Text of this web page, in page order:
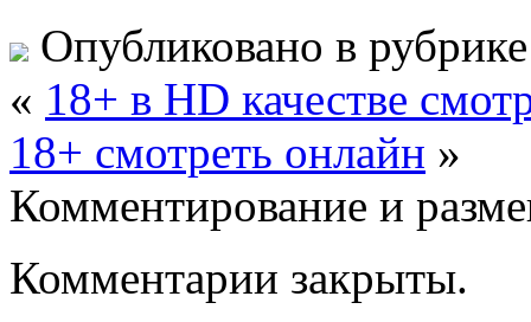
Опубликовано в
« 18+ в HD качестве
18+ смотреть онлайн »
Комментирование и
Комментарии закрыты.